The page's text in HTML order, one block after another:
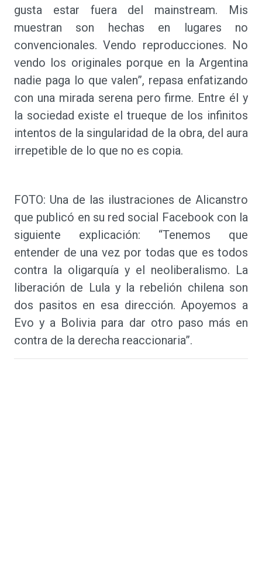
gusta estar fuera del mainstream. Mis
muestran son hechas en lugares no
convencionales. Vendo reproducciones. No
vendo los originales porque en la Argentina
nadie paga lo que valen”, repasa enfatizando
con una mirada serena pero firme. Entre él y
la sociedad existe el trueque de los infinitos
intentos de la singularidad de la obra, del aura
irrepetible de lo que no es copia.
FOTO: Una de las ilustraciones de Alicanstro
que publicó en su red social Facebook con la
siguiente explicación: “Tenemos que
entender de una vez por todas que es todos
contra la oligarquía y el neoliberalismo. La
liberación de Lula y la rebelión chilena son
dos pasitos en esa dirección. Apoyemos a
Evo y a Bolivia para dar otro paso más en
contra de la derecha reaccionaria”.